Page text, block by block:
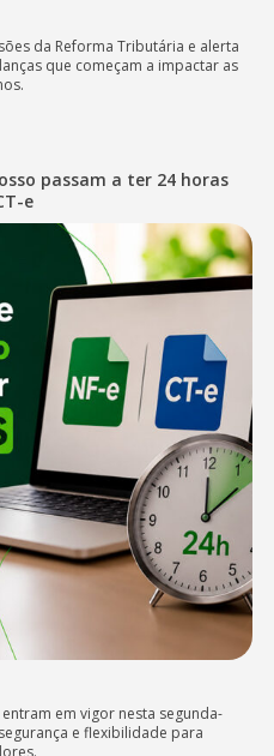
da Reforma Tributária e alerta
que começam a impactar as
passam a ter 24 horas
e
entram em vigor nesta segunda-
e flexibilidade para